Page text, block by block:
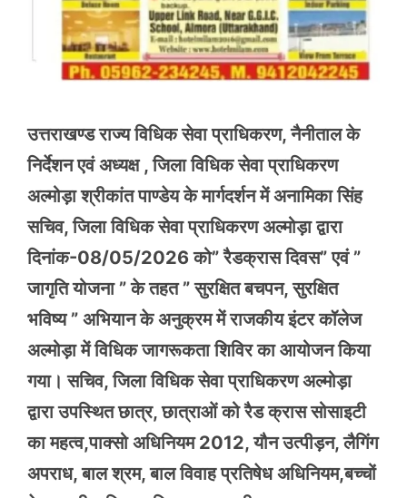
उत्तराखण्ड राज्य विधिक सेवा प्राधिकरण, नैनीताल के
निर्देशन एवं अध्यक्ष , जिला विधिक सेवा प्राधिकरण
अल्मोड़ा श्रीकांत पाण्डेय के मार्गदर्शन में अनामिका सिंह
सचिव, जिला विधिक सेवा प्राधिकरण अल्मोड़ा द्वारा
दिनांक-08/05/2026 को” रैडक्रास दिवस” एवं ”
जागृति योजना ” के तहत ” सुरक्षित बचपन, सुरक्षित
भविष्य ” अभियान के अनुक्रम में राजकीय इंटर कॉलेज
अल्मोड़ा में विधिक जागरूकता शिविर का आयोजन किया
गया। सचिव, जिला विधिक सेवा प्राधिकरण अल्मोड़ा
द्वारा उपस्थित छात्र, छात्राओं को रैड क्रास सोसाइटी
का महत्व,पाक्सो अधिनियम 2012, यौन उत्पीड़न, लैगिंग
अपराध, बाल श्रम, बाल विवाह प्रतिषेध अधिनियम,बच्चों